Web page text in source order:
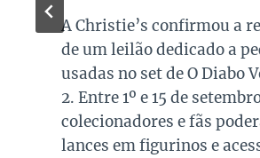
A Christie’s confirmou a
de um leilão dedicado a
usadas no set de O Diabo
2. Entre 1º e 15 de
colecionadores e fãs
lances em figurinos e